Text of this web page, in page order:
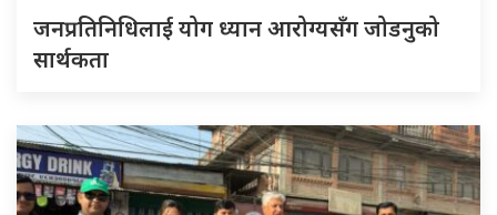
जनप्रतिनिधिलाई योग ध्यान आरोग्यसँग जोडनुको
सार्थकता